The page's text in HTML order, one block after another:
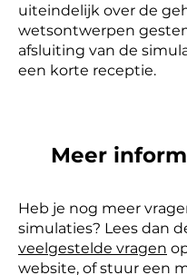
uiteindelijk over de
wetsontwerpen
afsluiting van de
een korte receptie.
Meer
Heb je nog meer
simulaties? Lees dan
veelgestelde vragen
website, of stuur een